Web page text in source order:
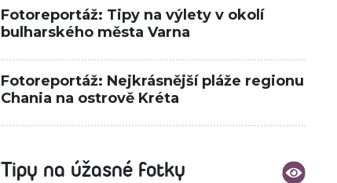
Fotoreportáž: Tipy na výlety v okolí
bulharského města Varna
Fotoreportáž: Nejkrásnější pláže regionu
Chania na ostrově Kréta
Tipy na úžasné fotky